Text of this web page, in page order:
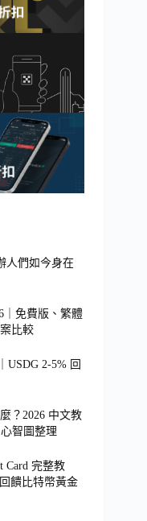
人們如今身在
｜免費版、繁體
比較
USDG 2-5% 回
？2026 中文教
智圖整理
Card 完整教
饋比特幣黃金